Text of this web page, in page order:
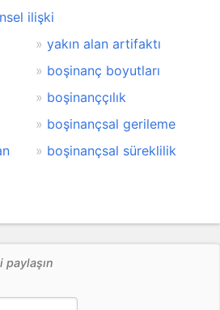
ilişki
yakın alan artifaktı
boşinanç boyutları
boşinanççılık
boşinançsal gerileme
boşinançsal süreklilik